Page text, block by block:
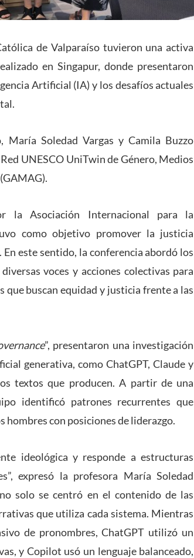
de Valparaíso tuvieron una activa
en Singapur, donde presentaron
Artificial (IA) y los desafíos actuales
María Soledad Vargas y Camila Buzzo
UNESCO UniTwin de Género, Medios
la Asociación Internacional para la
como objetivo promover la justicia
este sentido, la conferencia abordó los
voces y acciones colectivas para
buscan equidad y justicia frente a las
”, presentaron una investigación
generativa, como ChatGPT, Claude y
textos que producen. A partir de una
identificó patrones recurrentes que
hombres con posiciones de liderazgo.
ideológica y responde a estructuras
expresó la profesora María Soledad
solo se centró en el contenido de las
que utiliza cada sistema. Mientras
de pronombres, ChatGPT utilizó un
y Copilot usó un lenguaje balanceado,